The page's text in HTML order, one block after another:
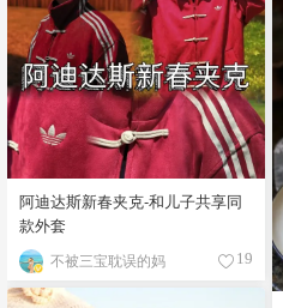
阿迪达斯新春夹克-和儿子共享同
款外套
不被三宝耽误的妈 19